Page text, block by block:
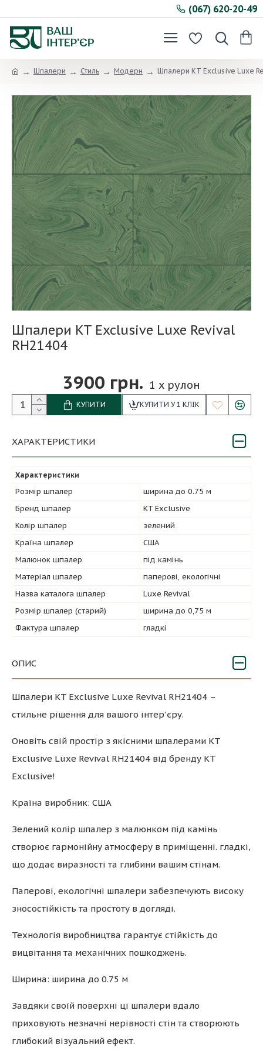
(067) 620-20-49
Шпалери Стиль Модерн Шпалери KT Exclusive Luxe
Шпалери KT Exclusive Luxe Revival
RH21404
3900 грн. 1 x рулон
КУПИТИ КУПИТИ У 1 КЛІК
ХАРАКТЕРИСТИКИ
Характеристики
Розмір шпалер
ширина до 0.75 м
Бренд шпалер
KT Exclusive
Колір шпалер
зелений
Країна шпалер
США
Малюнок шпалер
під камінь
Матеріал шпалер
паперові, екологічні
Назва каталога шпалер
Luxe Revival
Розмір шпалер (старий)
ширина до 0,75 м
Фактура шпалер
гладкі
ОПИС
Шпалери KT Exclusive Luxe Revival RH21404 –
стильне рішення для вашого інтер'єру.
Оновіть свій простір з якісними шпалерами KT
Exclusive Luxe Revival RH21404 від бренду KT
Exclusive!
Країна виробник: США
Зелений колір шпалер з малюнком під камінь
створює гармонійну атмосферу в приміщенні. гладкі,
що додає виразності та глибини вашим стінам.
Паперові, екологічні шпалери забезпечують високу
зносостійкість та простоту в догляді.
Технологія виробництва гарантує стійкість до
вицвітання та механічних пошкоджень.
Ширина: ширина до 0.75 м
Завдяки своїй поверхні ці шпалери вдало
приховують незначні нерівності стін та створюють
глибокий візуальний ефект.